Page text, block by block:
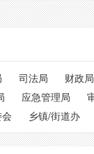
司法局 财政局
应急管理局
乡镇/街道办